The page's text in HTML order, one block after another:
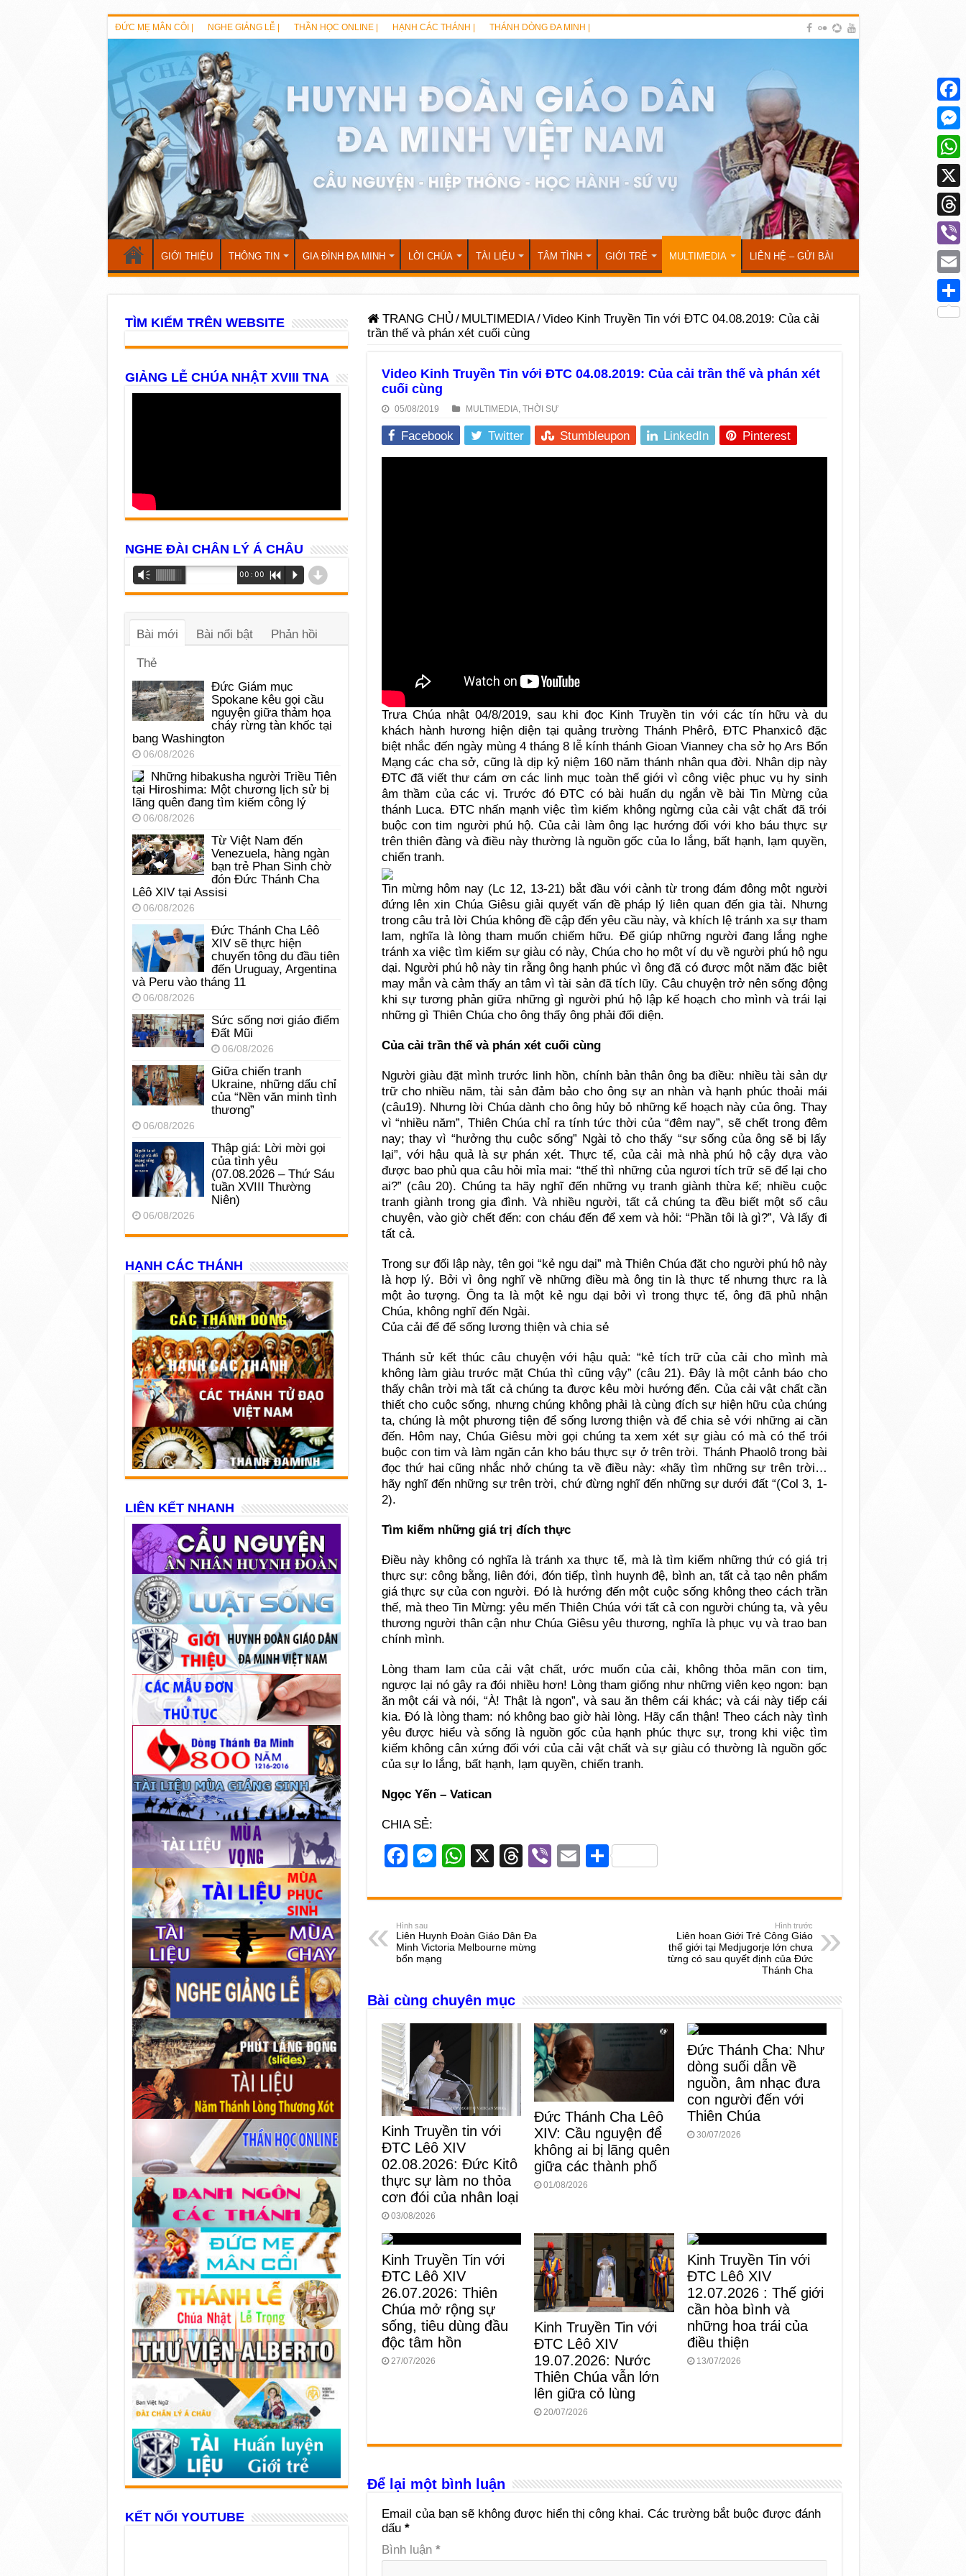
ĐỨC MẸ MÂN CÔI | NGHE GIẢNG LỄ | THẦN HỌC ONLINE | HẠNH CÁC THÁNH | THÁNH DÒNG ĐA MINH |
GIỚI THIỆU THÔNG TIN GIA ĐÌNH ĐA MINH LỜI CHÚA TÀI LIỆU TÂM TÌNH GIỚI TRẺ MULTIMEDIA LIÊN HỆ – GỬI BÀI
TRANG CHỦ / MULTIMEDIA/Video Kinh Truyền Tin với ĐTC 04.08.2019: Của cải
trần thế và phán xét cuối cùng
Video Kinh Truyền Tin với ĐTC 04.08.2019: Của cải trần thế và phán xét
cuối cùng
05/08/2019 MULTIMEDIA, THỜI SỰ
Facebook Twitter Stumbleupon LinkedIn Pinterest
Trưa Chúa nhật 04/8/2019, sau khi đọc Kinh Truyền tin với các tín hữu và du
khách hành hương hiện diện tại quảng trường Thánh Phêrô, ĐTC Phanxicô đặc
biệt nhắc đến ngày mùng 4 tháng 8 lễ kính thánh Gioan Vianney cha sở họ Ars Bổn
Mạng các cha sở, cũng là dịp kỷ niệm 160 năm thánh nhân qua đời. Nhân dịp này
ĐTC đã viết thư cám ơn các linh mục toàn thế giới vì công việc phục vụ hy sinh
âm thầm của các vị. Trước đó ĐTC có bài huấn dụ ngắn về bài Tin Mừng của
thánh Luca. ĐTC nhấn mạnh việc tìm kiếm không ngừng của cải vật chất đã trói
buộc con tim người phú hộ. Của cải làm ông lạc hướng đối với kho báu thực sự
trên thiên đàng và điều này thường là nguồn gốc của lo lắng, bất hạnh, lạm quyền,
chiến tranh.
Tin mừng hôm nay (Lc 12, 13-21) bắt đầu với cảnh từ trong đám đông một người
đứng lên xin Chúa Giêsu giải quyết vấn đề pháp lý liên quan đến gia tài. Nhưng
trong câu trả lời Chúa không đề cập đến yêu cầu này, và khích lệ tránh xa sự tham
lam, nghĩa là lòng tham muốn chiếm hữu. Để giúp những người đang lắng nghe
tránh xa việc tìm kiếm sự giàu có này, Chúa cho họ một ví dụ về người phú hộ ngu
dại. Người phú hộ này tin rằng ông hạnh phúc vì ông đã có được một năm đặc biệt
may mắn và cảm thấy an tâm vì tài sản đã tích lũy. Câu chuyện trở nên sống động
khi sự tương phản giữa những gì người phú hộ lập kế hoạch cho mình và trái lại
những gì Thiên Chúa cho ông thấy ông phải đối diện.
Của cải trần thế và phán xét cuối cùng
Người giàu đặt mình trước linh hồn, chính bản thân ông ba điều: nhiều tài sản dự
trữ cho nhiều năm, tài sản đảm bảo cho ông sự an nhàn và hạnh phúc thoải mái
(câu19). Nhưng lời Chúa dành cho ông hủy bỏ những kế hoạch này của ông. Thay
vì “nhiều năm”, Thiên Chúa chỉ ra tính tức thời của “đêm nay”, sẽ chết trong đêm
nay; thay vì “hưởng thụ cuộc sống” Ngài tỏ cho thấy “sự sống của ông sẽ bị lấy
lại”, với hậu quả là sự phán xét. Thực tế, của cải mà nhà phú hộ cậy dựa vào
được bao phủ qua câu hỏi mỉa mai: “thế thì những của ngươi tích trữ sẽ để lại cho
ai?” (câu 20). Chúng ta hãy nghĩ đến những vụ tranh giành thừa kế; nhiều cuộc
tranh giành trong gia đình. Và nhiều người, tất cả chúng ta đều biết một số câu
chuyện, vào giờ chết đến: con cháu đến để xem và hỏi: “Phần tôi là gì?”, Và lấy đi
tất cả.
Trong sự đối lập này, tên gọi “kẻ ngu dại” mà Thiên Chúa đặt cho người phú hộ này
là hợp lý. Bởi vì ông nghĩ về những điều mà ông tin là thực tế nhưng thực ra là
một ảo tượng. Ông ta là một kẻ ngu dại bởi vì trong thực tế, ông đã phủ nhận
Chúa, không nghĩ đến Ngài.
Của cải để để sống lương thiện và chia sẻ
Thánh sử kết thúc câu chuyện với hậu quả: “kẻ tích trữ của cải cho mình mà
không làm giàu trước mặt Chúa thì cũng vậy” (câu 21). Đây là một cảnh báo cho
thấy chân trời mà tất cả chúng ta được kêu mời hướng đến. Của cải vật chất cần
thiết cho cuộc sống, nhưng chúng không phải là cùng đích sự hiện hữu của chúng
ta, chúng là một phương tiện để sống lương thiện và để chia sẻ với những ai cần
đến. Hôm nay, Chúa Giêsu mời gọi chúng ta xem xét sự giàu có mà có thể trói
buộc con tim và làm ngăn cản kho báu thực sự ở trên trời. Thánh Phaolô trong bài
đọc thứ hai cũng nhắc nhở chúng ta về điều này: «hãy tìm những sự trên trời…
hãy nghĩ đến những sự trên trời, chứ đừng nghĩ đến những sự dưới đất “(Col 3, 1-
2).
Tìm kiếm những giá trị đích thực
Điều này không có nghĩa là tránh xa thực tế, mà là tìm kiếm những thứ có giá trị
thực sự: công bằng, liên đới, đón tiếp, tình huynh đệ, bình an, tất cả tạo nên phẩm
giá thực sự của con người. Đó là hướng đến một cuộc sống không theo cách trần
thế, mà theo Tin Mừng: yêu mến Thiên Chúa với tất cả con người chúng ta, và yêu
thương người thân cận như Chúa Giêsu yêu thương, nghĩa là phục vụ và trao ban
chính mình.
Lòng tham lam của cải vật chất, ước muốn của cải, không thỏa mãn con tim,
ngược lại nó gây ra đói nhiều hơn! Lòng tham giống như những viên kẹo ngon: bạn
ăn một cái và nói, “À! Thật là ngon”, và sau ăn thêm cái khác; và cái này tiếp cái
kia. Đó là lòng tham: nó không bao giờ hài lòng. Hãy cẩn thận! Theo cách này tình
yêu được hiểu và sống là nguồn gốc của hạnh phúc thực sự, trong khi việc tìm
kiếm không cân xứng đối với của cải vật chất và sự giàu có thường là nguồn gốc
của sự lo lắng, bất hạnh, lạm quyền, chiến tranh.
Ngọc Yến – Vatican
CHIA SẺ:
F
c
e
b
o
o
k
M
ss
n
g
er
W
at
A
p
X
T
e
d
Vi
er
E
ail
S
ar
Hình sau
Liên Huynh Đoàn Giáo Dân Đa
Minh Victoria Melbourne mừng
bổn mạng
Hình trước
Liên hoan Giới Trẻ Công Giáo
thế giới tại Medjugorje lớn chưa
từng có sau quyết định của Đức
Thánh Cha
Bài cùng chuyên mục
Kinh Truyền tin với
ĐTC Lêô XIV
02.08.2026: Đức Kitô
thực sự làm no thỏa
cơn đói của nhân loại
03/08/2026
Đức Thánh Cha Lêô
XIV: Cầu nguyện để
không ai bị lãng quên
giữa các thành phố
01/08/2026
Đức Thánh Cha: Như
dòng suối dẫn về
nguồn, âm nhạc đưa
con người đến với
Thiên Chúa
30/07/2026
Kinh Truyền Tin với
ĐTC Lêô XIV
26.07.2026: Thiên
Chúa mở rộng sự
sống, tiêu dùng đầu
độc tâm hồn
27/07/2026
Kinh Truyền Tin với
ĐTC Lêô XIV
19.07.2026: Nước
Thiên Chúa vẫn lớn
lên giữa cỏ lùng
20/07/2026
Kinh Truyền Tin với
ĐTC Lêô XIV
12.07.2026 : Thế giới
cần hòa bình và
những hoa trái của
điều thiện
13/07/2026
Để lại một bình luận
Email của bạn sẽ không được hiển thị công khai. Các trường bắt buộc được đánh
dấu *
Bình luận *
TÌM KIẾM TRÊN WEBSITE
GIẢNG LỄ CHÚA NHẬT XVIII TNA
NGHE ĐÀI CHÂN LÝ Á CHÂU
Trình
phát
âm
Vm 00:00 R P d
Bài mới Bài nổi bật Phản hồi
Thẻ
Đức Giám mục
Spokane kêu gọi cầu
nguyện giữa thảm họa
cháy rừng tàn khốc tại
bang Washington
06/08/2026
Những hibakusha người Triều Tiên
tại Hiroshima: Một chương lịch sử bị
lãng quên đang tìm kiếm công lý
06/08/2026
Từ Việt Nam đến
Venezuela, hàng ngàn
bạn trẻ Phan Sinh chờ
đón Đức Thánh Cha
Lêô XIV tại Assisi
06/08/2026
Đức Thánh Cha Lêô
XIV sẽ thực hiện
chuyến tông du đầu tiên
đến Uruguay, Argentina
và Peru vào tháng 11
06/08/2026
Sức sống nơi giáo điểm
Đất Mũi
06/08/2026
Giữa chiến tranh
Ukraine, những dấu chỉ
của “Nền văn minh tình
thương”
06/08/2026
Thập giá: Lời mời gọi
của tình yêu
(07.08.2026 – Thứ Sáu
tuần XVIII Thường
Niên)
06/08/2026
HẠNH CÁC THÁNH
LIÊN KẾT NHANH
KẾT NỐI YOUTUBE
X
Viber